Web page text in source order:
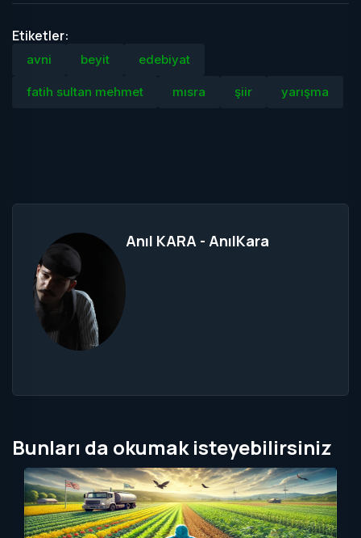
Etiketler:
avni beyit edebiyat
fatih sultan mehmet mısra şiir yarışma
Anıl KARA - AnılKara
Bunları da okumak isteyebilirsiniz